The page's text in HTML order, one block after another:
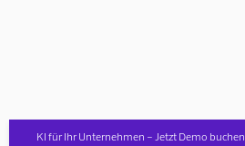
KI für Ihr Unternehmen – Jetzt Demo buchen